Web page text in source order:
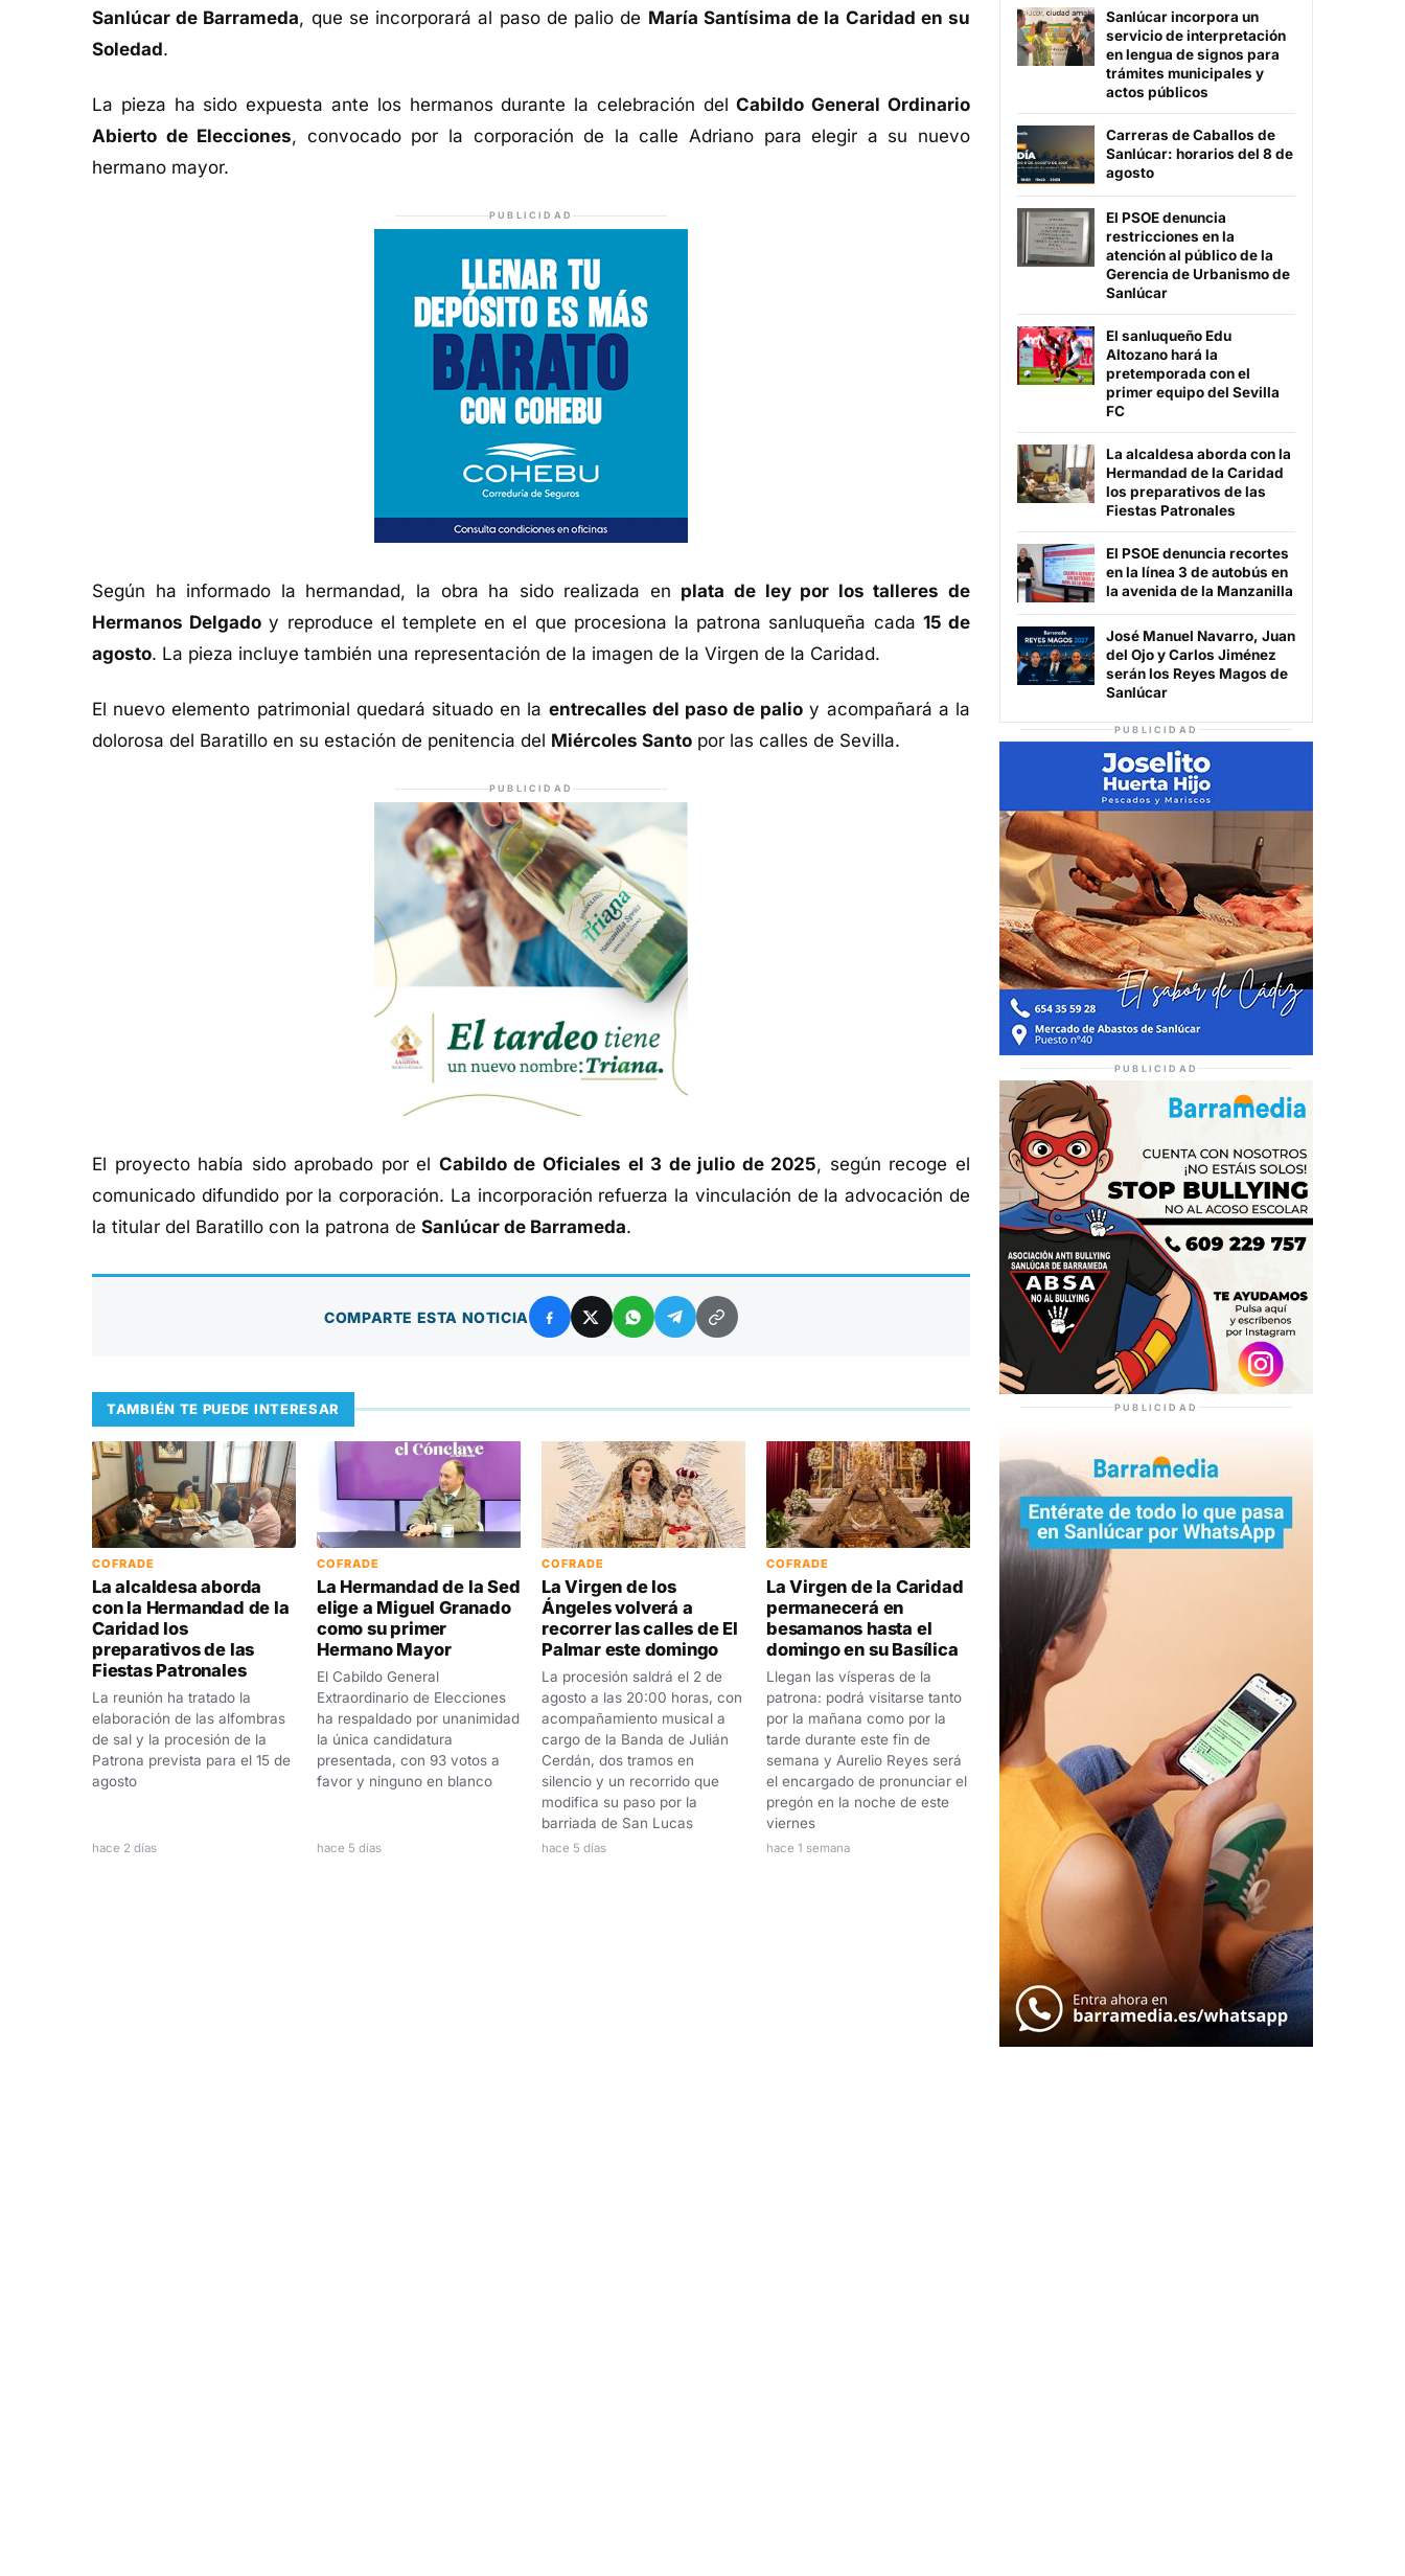
Sanlúcar de Barrameda, que se incorporará al paso de palio de María Santísima de la Caridad en su
Soledad.
La pieza ha sido expuesta ante los hermanos durante la celebración delCabildo General Ordinario
Abierto de Elecciones, convocado por la corporación de la calle Adriano para elegir a su nuevo
hermano mayor.
PUBLICIDAD
Según ha informado la hermandad, la obra ha sido realizada en plata de ley por los talleres de
Hermanos Delgado y reproduce el templete en el que procesiona la patrona sanluqueña cada 15 de
agosto. La pieza incluye también una representación de la imagen de la Virgen de la Caridad.
El nuevo elemento patrimonial quedará situado en la entrecalles del paso de palio y acompañará a la
dolorosa del Baratillo en su estación de penitencia del Miércoles Santo por las calles de Sevilla.
PUBLICIDAD
El proyecto había sido aprobado por el Cabildo de Oficiales el 3 de julio de 2025, según recoge el
comunicado difundido por la corporación. La incorporación refuerza la vinculación de la advocación de
la titular del Baratillo con la patrona de Sanlúcar de Barrameda.
COMPARTE ESTA NOTICIA
TAMBIÉN TE PUEDE INTERESAR
COFRADE
La alcaldesa aborda
con la Hermandad de la
Caridad los
preparativos de las
Fiestas Patronales
La reunión ha tratado la
elaboración de las alfombras
de sal y la procesión de la
Patrona prevista para el 15 de
agosto
hace 2 días
COFRADE
La Hermandad de la Sed
elige a Miguel Granado
como su primer
Hermano Mayor
El Cabildo General
Extraordinario de Elecciones
ha respaldado por unanimidad
la única candidatura
presentada, con 93 votos a
favor y ninguno en blanco
hace 5 días
COFRADE
La Virgen de los
Ángeles volverá a
recorrer las calles de El
Palmar este domingo
La procesión saldrá el 2 de
agosto a las 20:00 horas, con
acompañamiento musical a
cargo de la Banda de Julián
Cerdán, dos tramos en
silencio y un recorrido que
modifica su paso por la
barriada de San Lucas
hace 5 días
COFRADE
La Virgen de la Caridad
permanecerá en
besamanos hasta el
domingo en su Basílica
Llegan las vísperas de la
patrona: podrá visitarse tanto
por la mañana como por la
tarde durante este fin de
semana y Aurelio Reyes será
el encargado de pronunciar el
pregón en la noche de este
viernes
hace 1 semana
Sanlúcar incorpora un
servicio de interpretación
en lengua de signos para
trámites municipales y
actos públicos
Carreras de Caballos de
Sanlúcar: horarios del 8 de
agosto
El PSOE denuncia
restricciones en la
atención al público de la
Gerencia de Urbanismo de
Sanlúcar
El sanluqueño Edu
Altozano hará la
pretemporada con el
primer equipo del Sevilla
FC
La alcaldesa aborda con la
Hermandad de la Caridad
los preparativos de las
Fiestas Patronales
El PSOE denuncia recortes
en la línea 3 de autobús en
la avenida de la Manzanilla
José Manuel Navarro, Juan
del Ojo y Carlos Jiménez
serán los Reyes Magos de
Sanlúcar
PUBLICIDAD
PUBLICIDAD
PUBLICIDAD